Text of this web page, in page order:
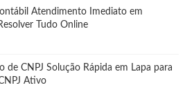
Atendimento Imediato em
Tudo Online
de CNPJ Solução Rápida em Lapa para
Ativo